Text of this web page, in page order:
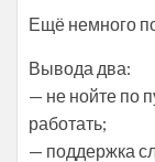
Ещё немного
Вывода два:
— не нойте по
работать;
— поддержка